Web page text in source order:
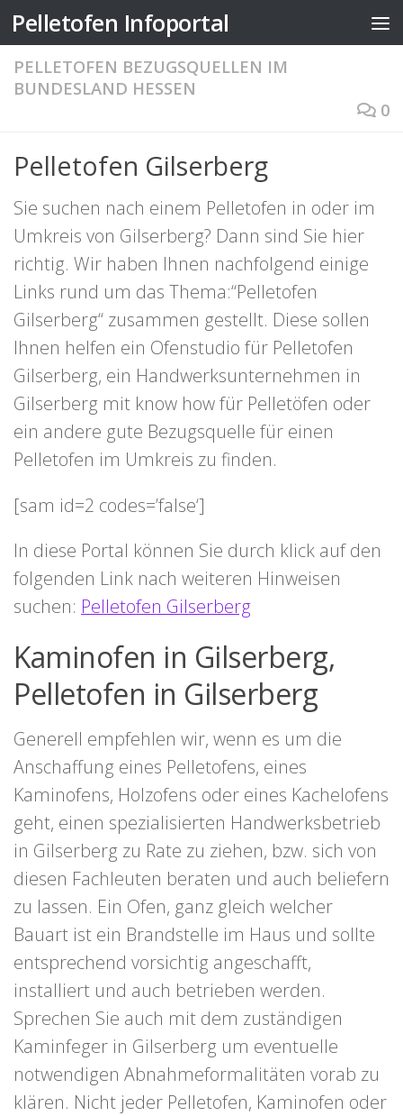
Zum Inhalt springen
Pelletofen Infoportal
PELLETOFEN BEZUGSQUELLEN IM
BUNDESLAND HESSEN
0
Pelletofen Gilserberg
Sie suchen nach einem Pelletofen in oder im
Umkreis von Gilserberg? Dann sind Sie hier
richtig. Wir haben Ihnen nachfolgend einige
Links rund um das Thema:“Pelletofen
Gilserberg“ zusammen gestellt. Diese sollen
Ihnen helfen ein Ofenstudio für Pelletofen
Gilserberg, ein Handwerksunternehmen in
Gilserberg mit know how für Pelletöfen oder
ein andere gute Bezugsquelle für einen
Pelletofen im Umkreis zu finden.
[sam id=2 codes=’false‘]
In diese Portal können Sie durch klick auf den
folgenden Link nach weiteren Hinweisen
suchen: Pelletofen Gilserberg
Kaminofen in Gilserberg,
Pelletofen in Gilserberg
Generell empfehlen wir, wenn es um die
Anschaffung eines Pelletofens, eines
Kaminofens, Holzofens oder eines Kachelofens
geht, einen spezialisierten Handwerksbetrieb
in Gilserberg zu Rate zu ziehen, bzw. sich von
diesen Fachleuten beraten und auch beliefern
zu lassen. Ein Ofen, ganz gleich welcher
Bauart ist ein Brandstelle im Haus und sollte
entsprechend vorsichtig angeschafft,
installiert und auch betrieben werden.
Sprechen Sie auch mit dem zuständigen
Kaminfeger in Gilserberg um eventuelle
notwendigen Abnahmeformalitäten vorab zu
klären. Nicht jeder Pelletofen, Kaminofen oder